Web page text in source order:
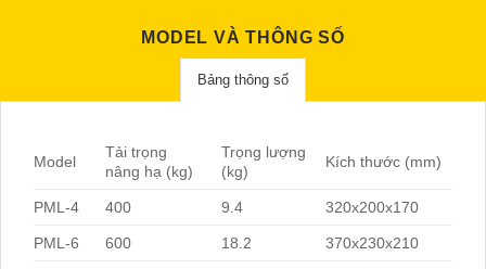
MODEL VÀ THÔNG SỐ
Bảng thông số
Model
Tải trọng
nâng hạ (kg)
Trọng lượng
(kg)
Kích thước (mm)
PML-4 400 9.4 320x200x170
PML-6 600 18.2 370x230x210